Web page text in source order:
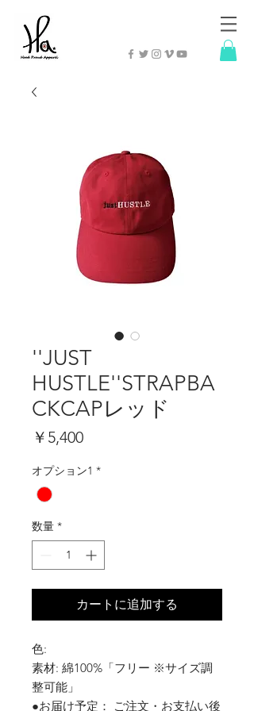
''JUST
HUSTLE''STRAPBA
CKCAPレッド
￥5,400価
オプション1 *
数量 *
カートに追加する
色:
素材: 綿100%「フリー ※サイズ調
整可能」
●お届け予定： ご注文・お支払い後